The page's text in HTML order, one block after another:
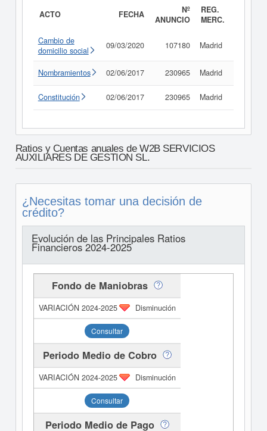
ACTO FECHA
Nº
ANUNCIO
REG.
MERC.
Cambio de
domicilio social
09/03/2020 107180 Madrid
Nombramientos 02/06/2017 230965 Madrid
Constitución 02/06/2017 230965 Madrid
Ratios y Cuentas anuales de W2B SERVICIOS
AUXILIARES DE GESTION SL.
¿Necesitas tomar una decisión de
crédito?
Evolución de las Principales Ratios
Financieros 2024-2025
Fondo de Maniobras
Disminución
Consultar
Periodo Medio de Cobro
Disminución
Consultar
Periodo Medio de Pago